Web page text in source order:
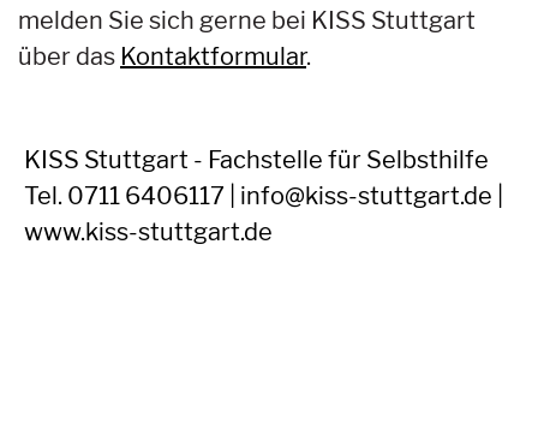
melden Sie sich gerne bei KISS Stuttgart
über das Kontaktformular.
KISS Stuttgart - Fachstelle für Selbsthilfe
Tel. 0711 6406117 | info@kiss-stuttgart.de |
www.kiss-stuttgart.de